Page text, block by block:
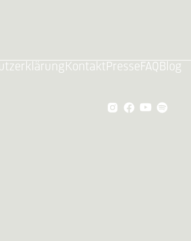
KontaktPresseFAQ Blog